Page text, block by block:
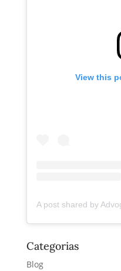
View this
Categorias
Blog